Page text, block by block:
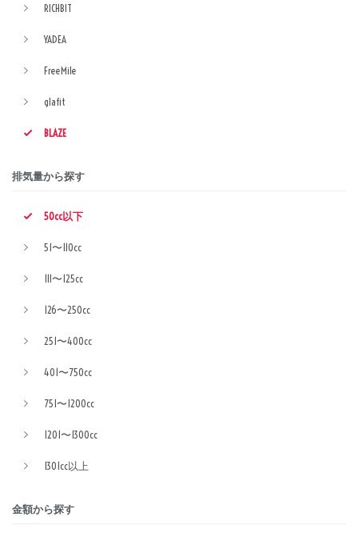
RICHBIT
YADEA
FreeMile
glafit
BLAZE
排気量から探す
50cc以下
51〜110cc
111〜125cc
126〜250cc
251〜400cc
401〜750cc
751〜1200cc
1201〜1300cc
1301cc以上
金額から探す